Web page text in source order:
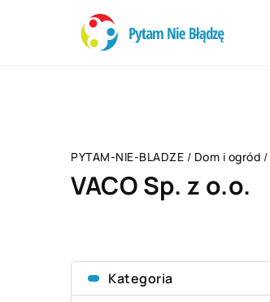
PYTAM-NIE-BLADZE / Dom i ogród /
VACO Sp. z o.o.
Kategoria